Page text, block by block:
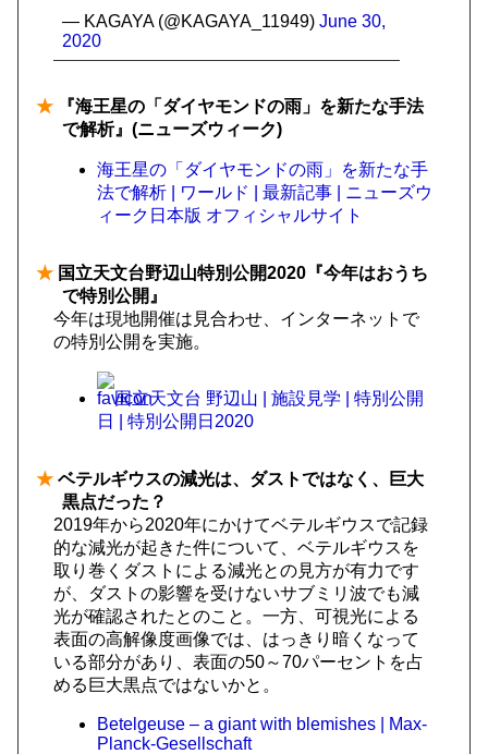
— KAGAYA (@KAGAYA_11949) June 30,
2020
★ 『海王星の「ダイヤモンドの雨」を新たな手法
で解析』(ニューズウィーク)
海王星の「ダイヤモンドの雨」を新たな手
法で解析 | ワールド | 最新記事 | ニューズウ
ィーク日本版 オフィシャルサイト
★ 国立天文台野辺山特別公開2020『今年はおうち
で特別公開』
今年は現地開催は見合わせ、インターネットで
の特別公開を実施。
国立天文台 野辺山 | 施設見学 | 特別公開
日 | 特別公開日2020
★ ベテルギウスの減光は、ダストではなく、巨大
黒点だった？
2019年から2020年にかけてベテルギウスで記録
的な減光が起きた件について、ベテルギウスを
取り巻くダストによる減光との見方が有力です
が、ダストの影響を受けないサブミリ波でも減
光が確認されたとのこと。一方、可視光による
表面の高解像度画像では、はっきり暗くなって
いる部分があり、表面の50～70パーセントを占
める巨大黒点ではないかと。
Betelgeuse – a giant with blemishes | Max-
Planck-Gesellschaft